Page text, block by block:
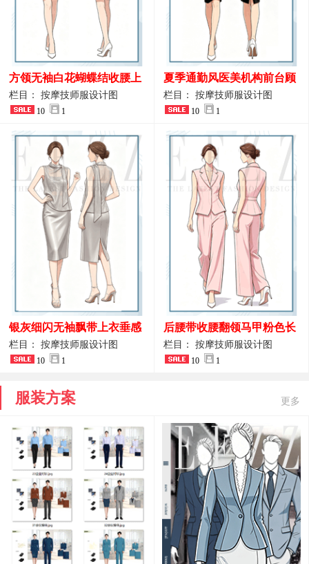
方领无袖白花蝴蝶结收腰上
衣 SPA会所接待工作制服设
计
栏目： 按摩技师服设计图
10 1
夏季通勤风医美机构前台顾
问端庄工作制服
栏目： 按摩技师服设计图
10 1
银灰细闪无袖飘带上衣垂感
开叉中长裙 星级酒店前厅礼
仪高级全套工作服
栏目： 按摩技师服设计图
10 1
后腰带收腰翻领马甲粉色长
裤套装 美容门店前台主管精
致高级工装
栏目： 按摩技师服设计图
10 1
服装方案 更多